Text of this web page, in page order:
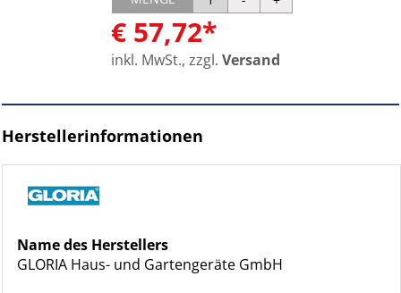
€ 57,72*
inkl. MwSt., zzgl. Versand
Herstellerinformationen
Name des Herstellers
GLORIA Haus- und Gartengeräte GmbH